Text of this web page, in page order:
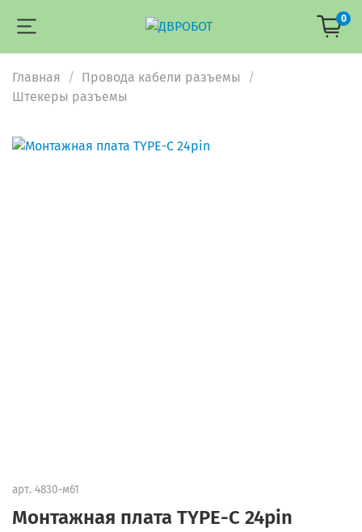
0
Главная
Провода кабели разъемы
Штекеры разъемы
арт. 4830-м61
Монтажная плата TYPE-C 24pin